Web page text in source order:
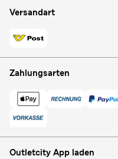
Versandart
Zahlungsarten
Outletcity App laden